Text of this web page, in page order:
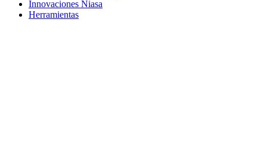
Innovaciones Niasa
Herramientas